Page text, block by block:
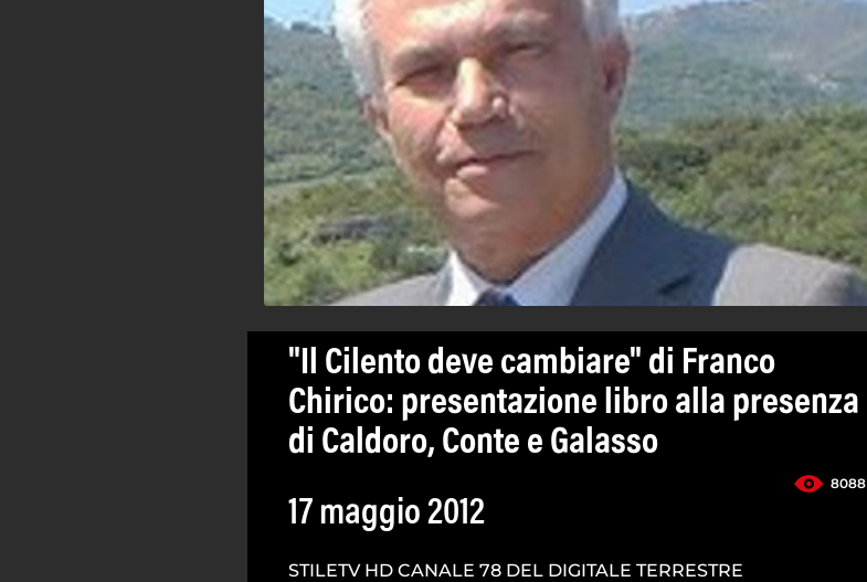
"Il Cilento deve cambiare" di Franco
Chirico: presentazione libro alla presenza
di Caldoro, Conte e Galasso
8088
17 maggio 2012
STILETV HD CANALE 78 DEL DIGITALE TERRESTRE